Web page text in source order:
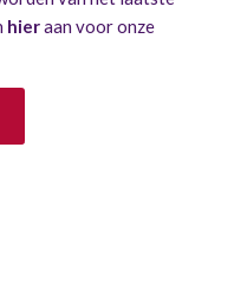
hieraan voor onze